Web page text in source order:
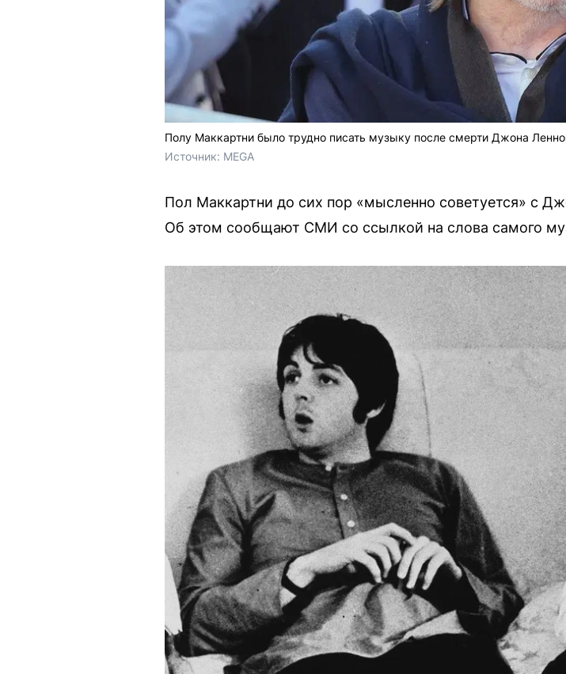
Полу Маккартни было трудно писать музыку после смерти Джона
Источник: MEGA
Пол Маккартни до сих пор «мысленно советуется» с
Об этом сообщают СМИ со ссылкой на слова самого